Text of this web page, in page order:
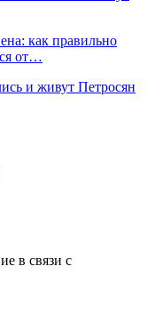
как правильно
от…
и живут Петросян
в связи с